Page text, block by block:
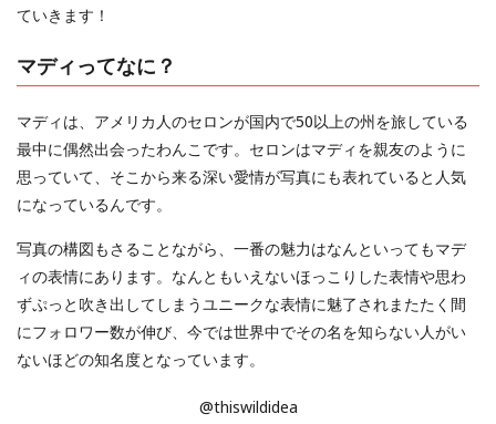
ていきます！
マディってなに？
マディは、アメリカ人のセロンが国内で50以上の州を旅している
最中に偶然出会ったわんこです。セロンはマディを親友のように
思っていて、そこから来る深い愛情が写真にも表れていると人気
になっているんです。
写真の構図もさることながら、一番の魅力はなんといってもマデ
ィの表情にあります。なんともいえないほっこりした表情や思わ
ずぷっと吹き出してしまうユニークな表情に魅了されまたたく間
にフォロワー数が伸び、今では世界中でその名を知らない人がい
ないほどの知名度となっています。
@thiswildidea